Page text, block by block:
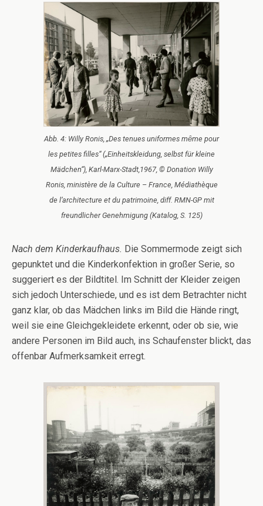
Abb. 4: Willy Ronis, „Des tenues uniformes mȇme pour
les petites filles“ („Einheitskleidung, selbst für kleine
Mädchen“), Karl-Marx-Stadt,1967, © Donation Willy
Ronis, ministère de la Culture – France, Médiathèque
de l’architecture et du patrimoine, diff. RMN-GP mit
freundlicher Genehmigung (Katalog, S. 125)
Nach dem Kinderkaufhaus. Die Sommermode zeigt sich
gepunktet und die Kinderkonfektion in großer Serie, so
suggeriert es der Bildtitel. Im Schnitt der Kleider zeigen
sich jedoch Unterschiede, und es ist dem Betrachter nicht
ganz klar, ob das Mädchen links im Bild die Hände ringt,
weil sie eine Gleichgekleidete erkennt, oder ob sie, wie
andere Personen im Bild auch, ins Schaufenster blickt, das
offenbar Aufmerksamkeit erregt.